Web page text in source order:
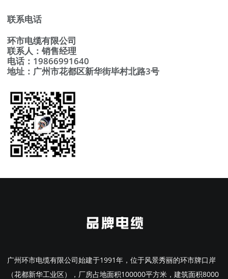
联系电话
环市电缆有限公司
联系人：销售经理
电话：19866991640
地址：广州市花都区新华街毕村北路3号
广州环市电缆有限公司始建于1991年，位于风景秀丽的环市牌口岸
（花都新华工业区），厂房占地面积100000平方米，建筑面积8000